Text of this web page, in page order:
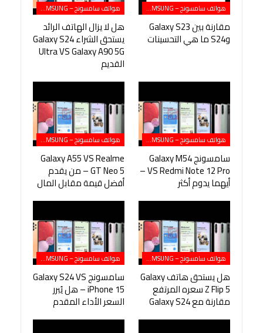
هواتف سامسونج – SAMSUNG
مقارنة بين Galaxy S23
وS24 ما هي التحسينات
هواتف سامسونج – SAMSUNG
هل لا يزال الهاتف الرائد
يستحق الشراء Galaxy S24
Ultra VS Galaxy A90 5G
القديم
هواتف سامسونج – SAMSUNG
سامسونج Galaxy M54
VS Redmi Note 12 Pro –
أيهما يدوم أكثر
هواتف سامسونج – SAMSUNG
Galaxy A55 VS Realme
GT Neo 5 – من يقدم
أفضل قيمة مقابل المال
هواتف سامسونج – SAMSUNG
هل يستحق هاتف Galaxy
Z Flip 5 سعره المرتفع
مقارنة مع Galaxy S24
هواتف سامسونج – SAMSUNG
سامسونج Galaxy S24 VS
iPhone 15 – هل يُبرر
السعر الأداء المقدم